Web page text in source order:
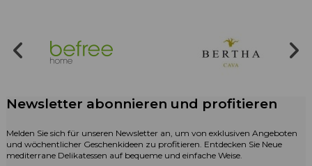
Newsletter abonnieren und profitieren
Melden Sie sich für unseren Newsletter an, um von exklusiven Angeboten
und wöchentlicher Geschenkideen zu profitieren. Entdecken Sie Neue
mediterrane Delikatessen auf bequeme und einfache Weise.